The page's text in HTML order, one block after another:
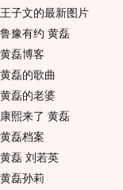
王子文的最新图片
鲁豫有约 黄磊
黄磊博客
黄磊的歌曲
黄磊的老婆
康熙来了 黄磊
黄磊档案
黄磊 刘若英
黄磊孙莉